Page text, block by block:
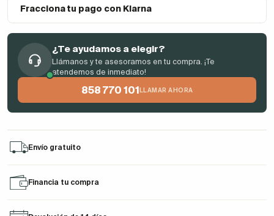
Fracciona tu pago con Klarna
¿Te ayudamos a elegir?
Llámanos y te asesoramos en tu compra. ¡Te
atendemos de inmediato!
858 770 101 LLAMAR AHORA
Envío gratuito
Financia tu compra